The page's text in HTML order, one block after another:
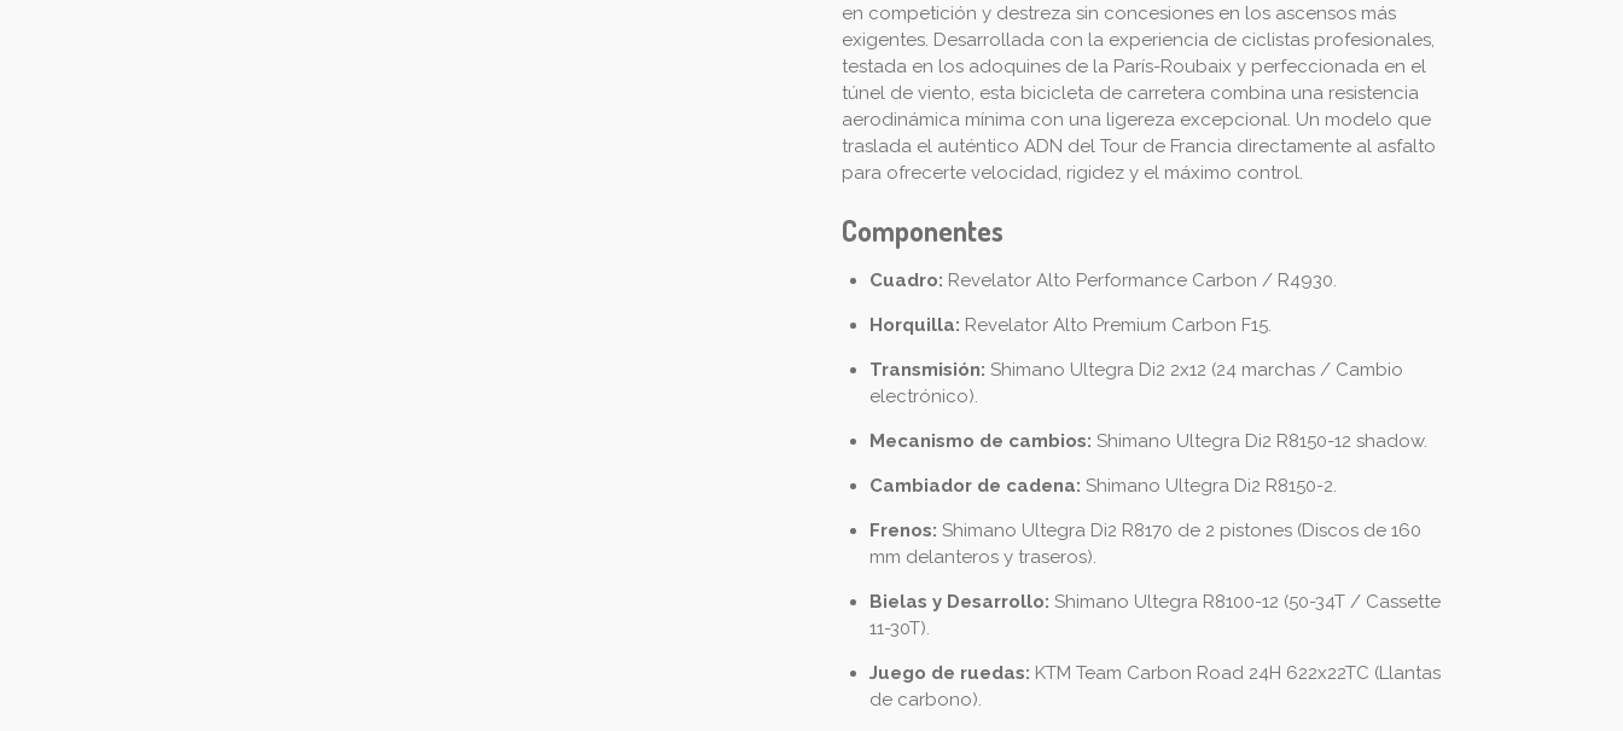
en competición y destreza sin concesiones en los ascensos más
exigentes. Desarrollada con la experiencia de ciclistas profesionales,
testada en los adoquines de la París-Roubaix y perfeccionada en el
túnel de viento, esta bicicleta de carretera combina una resistencia
aerodinámica mínima con una ligereza excepcional. Un modelo que
traslada el auténtico ADN del Tour de Francia directamente al asfalto
para ofrecerte velocidad, rigidez y el máximo control.
Componentes
Cuadro: Revelator Alto Performance Carbon / R4930.
Horquilla: Revelator Alto Premium Carbon F15.
Transmisión: Shimano Ultegra Di2 2x12 (24 marchas / Cambio
electrónico).
Mecanismo de cambios: Shimano Ultegra Di2 R8150-12 shadow.
Cambiador de cadena: Shimano Ultegra Di2 R8150-2.
Frenos: Shimano Ultegra Di2 R8170 de 2 pistones (Discos de 160
mm delanteros y traseros).
Bielas y Desarrollo: Shimano Ultegra R8100-12 (50-34T / Cassette
11-30T).
Juego de ruedas: KTM Team Carbon Road 24H 622x22TC (Llantas
de carbono).